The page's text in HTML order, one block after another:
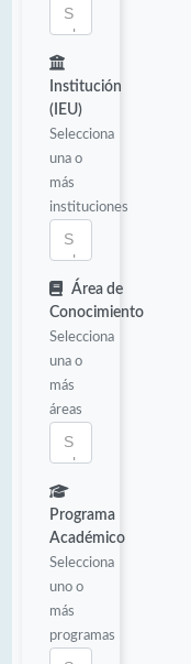
Institución
(IEU)
Selecciona
una o
más
instituciones
Área de
Conocimiento
Selecciona
una o
más
áreas
Programa
Académico
Selecciona
uno o
más
programas